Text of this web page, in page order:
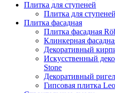
Плитка для ступеней
Плитка для
Плитка фасадная
Плитка фасадная
Клинкерная
Декоративный
Искусственный
Stone
Декоративный
Гипсовая плитка